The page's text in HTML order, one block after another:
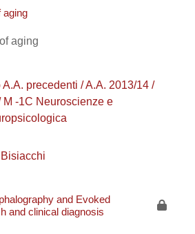
aging
aging
precedenti / A.A. 2013/14 /
M -1C Neuroscienze e
and Evoked
and clinical diagnosis